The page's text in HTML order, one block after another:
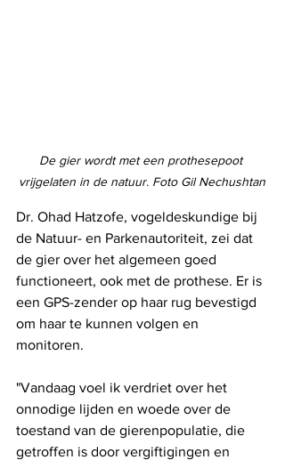
De gier wordt met een prothesepoot
vrijgelaten in de natuur. Foto Gil Nechushtan
Dr. Ohad Hatzofe, vogeldeskundige bij
de Natuur- en Parkenautoriteit, zei dat
de gier over het algemeen goed
functioneert, ook met de prothese. Er is
een GPS-zender op haar rug bevestigd
om haar te kunnen volgen en
monitoren.
"Vandaag voel ik verdriet over het
onnodige lijden en woede over de
toestand van de gierenpopulatie, die
getroffen is door vergiftigingen en